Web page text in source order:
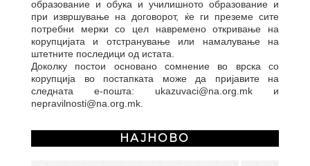
образование и обука и училишното образование и
при извршување на договорот, ќе ги преземе сите
потребни мерки со цел навремено откривање на
корупцијата и отстранување или намалување на
штетните последици од истата.
Доколку постои основано сомнение во врска со
корупција во постапката може да пријавите на
следната е-пошта: ukazuvaci@na.org.mk и
nepravilnosti@na.org.mk.
НАЈНОВО